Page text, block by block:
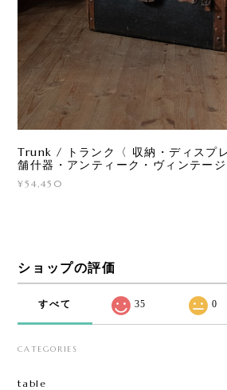
Trunk / トランク〈 収納・ディスプ
舗什器・アンティーク・ヴィンテー
¥54,450
ショップの評価
すべて 35 0
CATEGORIES
table